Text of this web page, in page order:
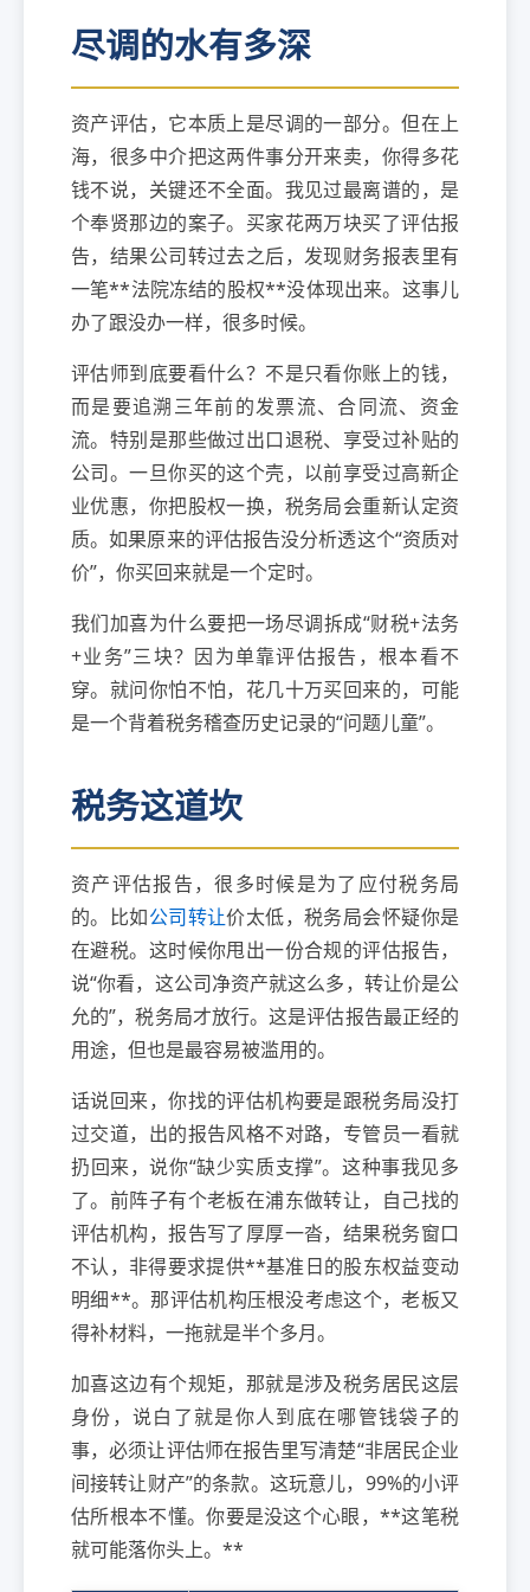
尽调的水有多深
资产评估，它本质上是尽调的一部分。但在上
海，很多中介把这两件事分开来卖，你得多花
钱不说，关键还不全面。我见过最离谱的，是
个奉贤那边的案子。买家花两万块买了评估报
告，结果公司转过去之后，发现财务报表里有
一笔**法院冻结的股权**没体现出来。这事儿
办了跟没办一样，很多时候。
评估师到底要看什么？不是只看你账上的钱，
而是要追溯三年前的发票流、合同流、资金
流。特别是那些做过出口退税、享受过补贴的
公司。一旦你买的这个壳，以前享受过高新企
业优惠，你把股权一换，税务局会重新认定资
质。如果原来的评估报告没分析透这个“资质对
价”，你买回来就是一个定时。
我们加喜为什么要把一场尽调拆成“财税+法务
+业务”三块？因为单靠评估报告，根本看不
穿。就问你怕不怕，花几十万买回来的，可能
是一个背着税务稽查历史记录的“问题儿童”。
税务这道坎
资产评估报告，很多时候是为了应付税务局
的。比如公司转让价太低，税务局会怀疑你是
在避税。这时候你甩出一份合规的评估报告，
说“你看，这公司净资产就这么多，转让价是公
允的”，税务局才放行。这是评估报告最正经的
用途，但也是最容易被滥用的。
话说回来，你找的评估机构要是跟税务局没打
过交道，出的报告风格不对路，专管员一看就
扔回来，说你“缺少实质支撑”。这种事我见多
了。前阵子有个老板在浦东做转让，自己找的
评估机构，报告写了厚厚一沓，结果税务窗口
不认，非得要求提供**基准日的股东权益变动
明细**。那评估机构压根没考虑这个，老板又
得补材料，一拖就是半个多月。
加喜这边有个规矩，那就是涉及税务居民这层
身份，说白了就是你人到底在哪管钱袋子的
事，必须让评估师在报告里写清楚“非居民企业
间接转让财产”的条款。这玩意儿，99%的小评
估所根本不懂。你要是没这个心眼，**这笔税
就可能落你头上。**